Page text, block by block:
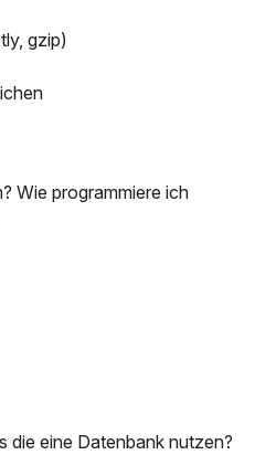
gzip)
Wie programmiere ich
die eine Datenbank nutzen?